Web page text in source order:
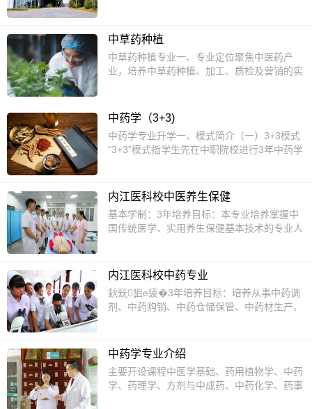
掌握中药的基本理论和实践技能，为将来从事
中医药相关工作打下坚实的基础。课程设置1.
中药学基础：学习中药的基本理论，包括中药
的性味归经、功效分类等。2.中药鉴定：掌握
学习中药材的加工和炮制技术，了解不同炮制
方法对药效的影响。4.中药制剂：研究中药的
制剂工艺，包括丸剂、散剂、膏剂等传统剂型
中医药感兴趣，愿意深入学习中药知识的学生
来说，这是一个很好的选择。学生需要具备一
定的生物和化学基础，以便更好地理解中药学
学、药学、药物分析、药物化学等。通过对口
平，为将来从事更高层次的中医药工作做好准
备。就业前景中药专业的就业前景广阔。毕业
的重视程度不断提高，中医药行业的需求也在
不断增加，中药专业毕业生的就业机会也随之
增多。随着国家对中医药事业的支持力度加
中草药种植
中草药种植专业一、专业定位聚焦中医药产
业，培养中草药种植、加工、质检及营销的实
1200亿元），行业人才缺口达8万，就业前景
广阔。二、升学路径对口升学高职院校：通过
单招或对口高考，可升入相应职业学院、成都
农业科技职业学院等。本科院校：对接四川农
治中药采收与加工技术药用植物遗传育种中药
质量检测四、就业方向岗位：种植技术员、加
工质检员、中药购销员、自主创业等。领域：
种植员农业技术员中药炮制工六、推荐院校眉
山药科职业学院：校企合作紧密，拥有中医药
博物馆、实训基地，对口单招热门。成都农业
医药列为重点产业，人才需求旺盛。升学灵
医药的学生。提示：中职生建议提前关注目标
院校单招政策，考取职业证书（如中药材种植
中药学（3+3)
中药学专业升学一、模式简介（一）3+3模式
“3+3”模式指学生先在中职院校进行3年中药学
院校，再进行3年专科层次的中药学相关专业
深造，毕业后获大专学历。例如四川护理职业
学院与部分中职校合作，中职阶段夯实基础，
高职阶段提升专业能力。（二）3+4模式“3+4”
进行4年本科层次学习，毕业获本科学历与学
位。如西南医科大与部分中职合作开展该模
式，让中职生有机会接受本科中药学教育。
药用植物学等，让学生掌握专业基础理论；专
业技能课有中药鉴定技术、中药炮制技术等，
提升实践操作能力。（二）高职阶段（3+3模
内江医科校中医养生保健
基本学制：3年培养目标：本专业培养掌握中
国传统医学、实用养生保健基本技术的专业人
础、中药与方剂、营养与膳食、康复医学概
论、推拿学、健康管理、中医养生康复技术、
以及相关的医学基础通识性学习内容。就业面
向：面向各级医疗保健机构、社区健康服务中
康管理等工作。对应职业（岗位）：保健调理
师、保健按摩师、健康管理师。继续学习专业
举例：高职：中医养生保健、老年保健与管
内江医科校中药专业
鈥兓狙е疲�3年培养目标：培养从事中药调
剂、中药购销、中药仓储保管、中药材生产、
容：正常人体学基础、中医学基础、药用植物
学基础、中药与方剂、中药鉴定技术、中药制
剂技术、中药炮制技术、中成药、药事法规、
中药储存与养护、中药调剂技术、中医临床常
中药学专业介绍
主要开设课程中医学基础、药用植物学、中药
学、药理学、方剂与中成药、中药化学、药事